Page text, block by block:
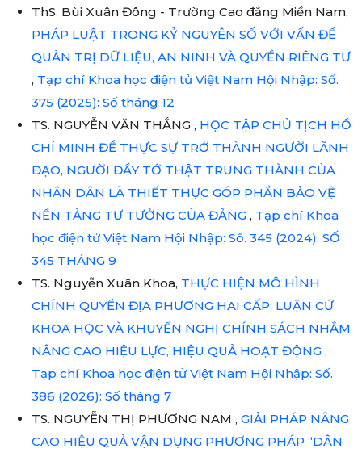
ThS. Bùi Xuân Đông - Trường Cao đẳng Miền Nam,
PHÁP LUẬT TRONG KỶ NGUYÊN SỐ VỚI VẤN ĐỀ
QUẢN TRỊ DỮ LIỆU, AN NINH VÀ QUYỀN RIÊNG TƯ
, Tạp chí Khoa học điện tử Việt Nam Hội Nhập: Số.
375 (2025): Số tháng 12
TS. NGUYỄN VĂN THẮNG , HỌC TẬP CHỦ TỊCH HỒ
CHÍ MINH ĐỂ THỰC SỰ TRỞ THÀNH NGƯỜI LÃNH
ĐẠO, NGƯỜI ĐẦY TỚ THẬT TRUNG THÀNH CỦA
NHÂN DÂN LÀ THIẾT THỰC GÓP PHẦN BẢO VỆ
NỀN TẢNG TƯ TƯỞNG CỦA ĐẢNG , Tạp chí Khoa
học điện tử Việt Nam Hội Nhập: Số. 345 (2024): SỐ
345 THÁNG 9
TS. Nguyễn Xuân Khoa, THỰC HIỆN MÔ HÌNH
CHÍNH QUYỀN ĐỊA PHƯƠNG HAI CẤP: LUẬN CỨ
KHOA HỌC VÀ KHUYẾN NGHỊ CHÍNH SÁCH NHẰM
NÂNG CAO HIỆU LỰC, HIỆU QUẢ HOẠT ĐỘNG ,
Tạp chí Khoa học điện tử Việt Nam Hội Nhập: Số.
386 (2026): Số tháng 7
TS. NGUYỄN THỊ PHƯƠNG NAM , GIẢI PHÁP NÂNG
CAO HIỆU QUẢ VẬN DỤNG PHƯƠNG PHÁP “DÂN